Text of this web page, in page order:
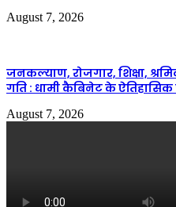
August 7, 2026
जनकल्याण, रोजगार, शिक्षा,
गति : धामी कैबिनेट के
August 7, 2026